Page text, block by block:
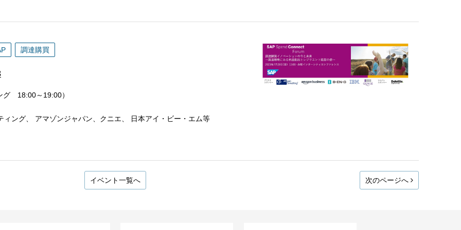
調達購買
グ 18:00～19:00）
ング、 アマゾンジャパン、クニエ、 日本アイ・ビー・エム等
イベント一覧へ 次のページへ